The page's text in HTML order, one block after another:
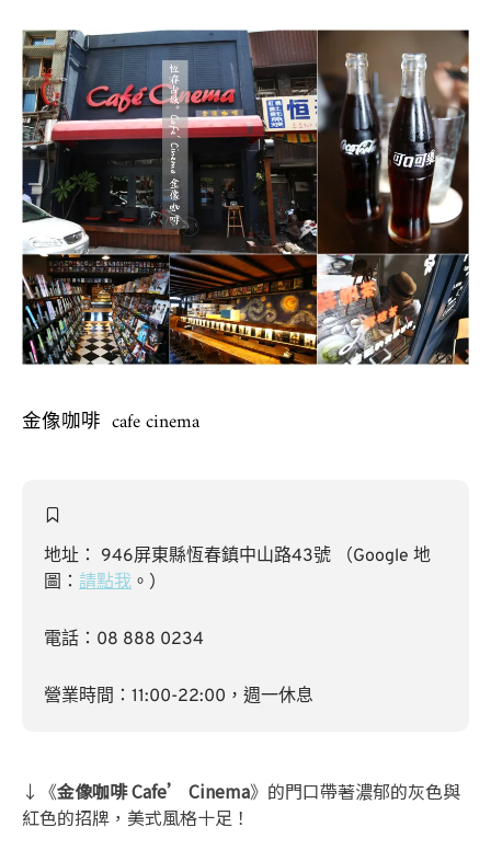
金像咖啡 cafe cinema
地址： 946屏東縣恆春鎮中山路43號 （Google 地
圖： 請點我 。）
電話：08 888 0234
營業時間：11:00-22:00，週一休息
↓《金像咖啡 Cafe’ Cinema》的門口帶著濃郁的灰色與
紅色的招牌，美式風格十足！